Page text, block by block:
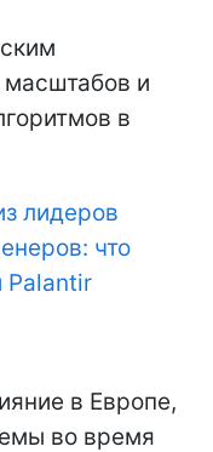
масштабов и
в
лидеров
что
Palantir
в Европе,
во время